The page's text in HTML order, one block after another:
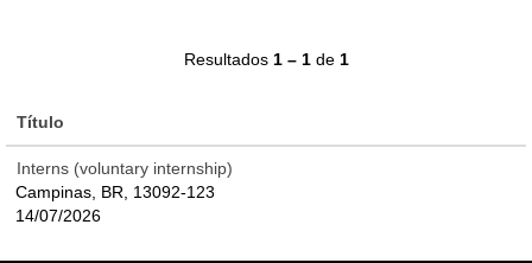
Resultados 1 – 1de 1
Título
Interns (voluntary internship)
Campinas, BR, 13092-123
14/07/2026